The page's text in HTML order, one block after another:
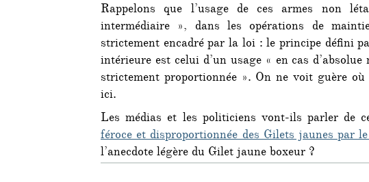
Rappelons que l’usage de ces armes non
intermédiaire », dans les opérations de
strictement encadré par la loi : le principe défini
intérieure est celui d’un usage « en cas d’absolue
strictement proportionnée ». On ne voit guère
ici.
Les médias et les politiciens vont-ils parler de
féroce et disproportionnée des Gilets jaunes par
l’anecdote légère du Gilet jaune boxeur ?